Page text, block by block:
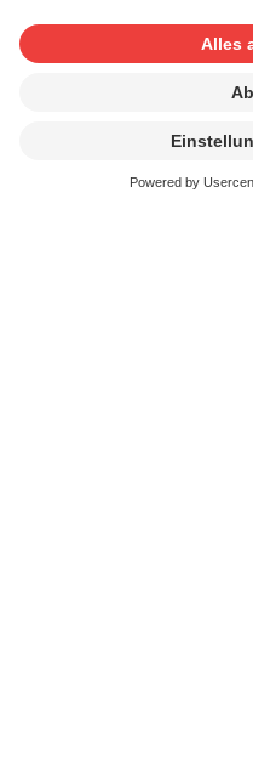
1A und 1B, 2A und 2B /